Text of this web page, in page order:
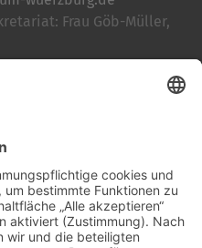
Frau Göb-Müller,